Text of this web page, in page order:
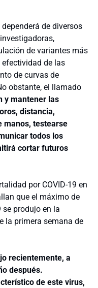
de diversos
de variantes más
de las
de curvas de
obstante, el llamado
y mantener las
distancia,
manos, testearse
todos los
cortar futuros
por COVID-19 en
que el máximo de
se produjo en la
la primera semana de
recientemente, a
después.
de este virus,